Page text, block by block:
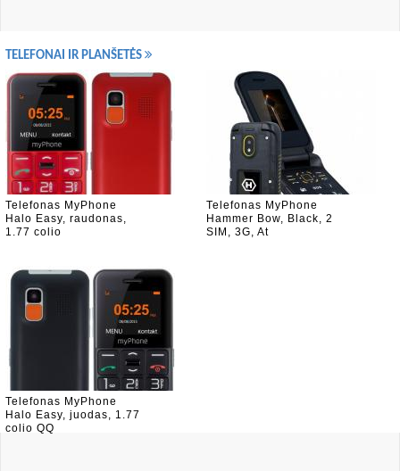
TELEFONAI IR PLANŠETĖS
Telefonas MyPhone
Halo Easy, raudonas,
1.77 colio
Telefonas MyPhone
Hammer Bow, Black, 2
SIM, 3G, At
Telefonas MyPhone
Halo Easy, juodas, 1.77
colio QQ